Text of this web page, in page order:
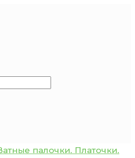
палочки. Платочки.